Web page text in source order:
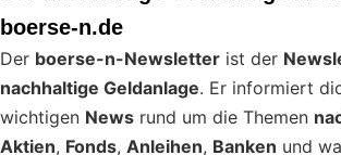
boerse-n.de
Der boerse-n-Newsletter ist der
nachhaltige Geldanlage. Er informiert
wichtigen News rund um die Themen
Aktien, Fonds, Anleihen, Banken und